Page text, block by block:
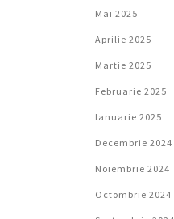
Mai 2025
Aprilie 2025
Martie 2025
Februarie 2025
Ianuarie 2025
Decembrie 2024
Noiembrie 2024
Octombrie 2024